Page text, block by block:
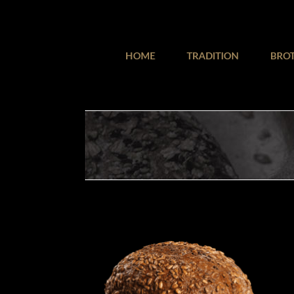
HOME TRADITION